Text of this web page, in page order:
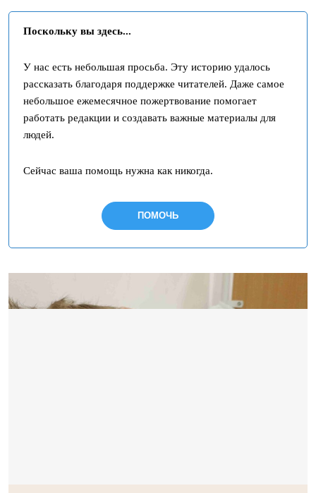
Поскольку вы здесь...
У нас есть небольшая просьба. Эту историю удалось
рассказать благодаря поддержке читателей. Даже самое
небольшое ежемесячное пожертвование помогает
работать редакции и создавать важные материалы для
людей.
Сейчас ваша помощь нужна как никогда.
ПОМОЧЬ